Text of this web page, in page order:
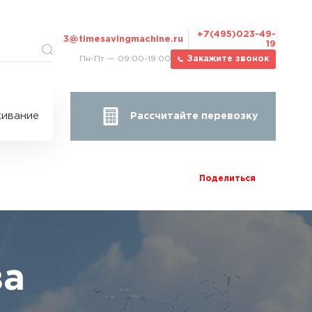
3@timesavingmachine.ru
+7(495)023-49-
19
Пн-Пт — 09:00-19:00
Закажите звонок
Рассчитайте перевозку
Поделиться